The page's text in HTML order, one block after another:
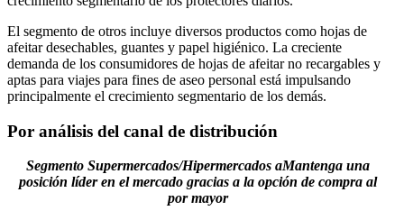
El segmento de otros incluye diversos productos como hojas de
afeitar desechables, guantes y papel higiénico. La creciente
demanda de los consumidores de hojas de afeitar no recargables y
aptas para viajes para fines de aseo personal está impulsando
principalmente el crecimiento segmentario de los demás.
Por análisis del canal de distribución
Segmento Supermercados/Hipermercados aMantenga una
posición líder en el mercado gracias a la opción de compra al
por mayor